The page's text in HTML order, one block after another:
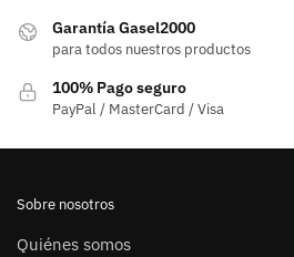
Garantía Gasel2000
para todos nuestros productos
100% Pago seguro
PayPal / MasterCard / Visa
Sobre nosotros
Quiénes somos